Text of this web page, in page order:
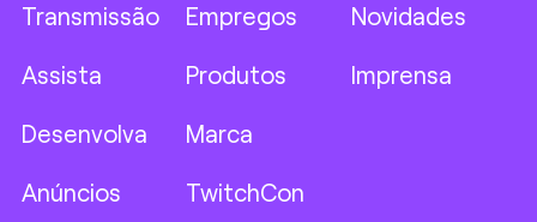
Transmissão
Assista
Desenvolva
Anúncios
Empregos
Produtos
Marca
TwitchCon
Novidades
Imprensa